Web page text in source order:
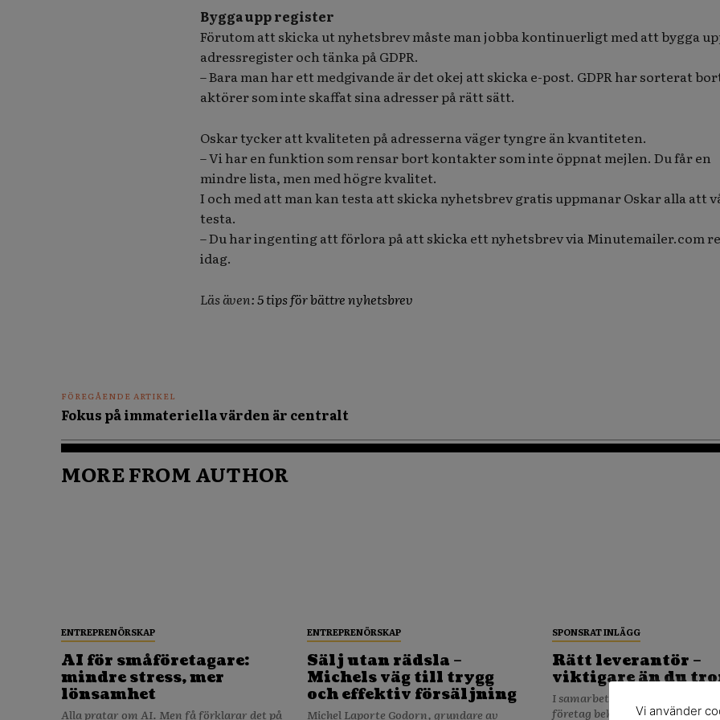
Bygga upp register
Förutom att skicka ut nyhetsbrev måste man jobba kontinuerligt med att bygga
adressregister och tänka på GDPR.
– Bara man har ett medgivande är det okej att skicka e-post. GDPR har sorterat
aktörer som inte skaffat sina adresser på rätt sätt.
Oskar tycker att kvaliteten på adresserna väger tyngre än kvantiteten.
– Vi har en funktion som rensar bort kontakter som inte öppnat mejlen. Du får en
mindre lista, men med högre kvalitet.
I och med att man kan testa att skicka nyhetsbrev gratis uppmanar Oskar alla att
testa.
– Du har ingenting att förlora på att skicka ett nyhetsbrev via Minutemailer.com
idag.
Läs även:5 tips för bättre nyhetsbrev
FÖREGÅENDE ARTIKEL
Fokus på immateriella värden är centralt
MORE FROM AUTHOR
ENTREPRENÖRSKAP
AI för småföretagare:
mindre stress, mer
lönsamhet
Alla pratar om AI. Men få förklarar det på
ENTREPRENÖRSKAP
Sälj utan rädsla –
Michels väg till trygg
och effektiv försäljning
Michel Laporte Godorn, grundare av
SPONSRAT INLÄGG
Rätt leverantör –
viktigare än du
I samarbete med verksamt.se När ditt
företag behöver köpa in varor
Vi använder